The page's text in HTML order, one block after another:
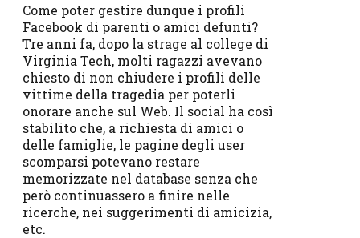
Come poter gestire dunque i profili
Facebook di parenti o amici defunti?
Tre anni fa, dopo la strage al college di
Virginia Tech, molti ragazzi avevano
chiesto di non chiudere i profili delle
vittime della tragedia per poterli
onorare anche sul Web. Il social ha così
stabilito che, a richiesta di amici o
delle famiglie, le pagine degli user
scomparsi potevano restare
memorizzate nel database senza che
però continuassero a finire nelle
ricerche, nei suggerimenti di amicizia,
etc.